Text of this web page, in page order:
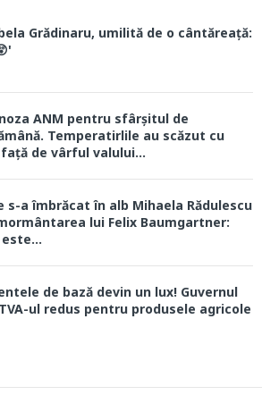
Grădinaru, umilită de o cântăreață:
ANM pentru sfârșitul de
Temperatirlile au scăzut cu
față de vârful valului...
s-a îmbrăcat în alb Mihaela Rădulescu
lui Felix Baumgartner:
este...
de bază devin un lux! Guvernul
ul redus pentru produsele agricole